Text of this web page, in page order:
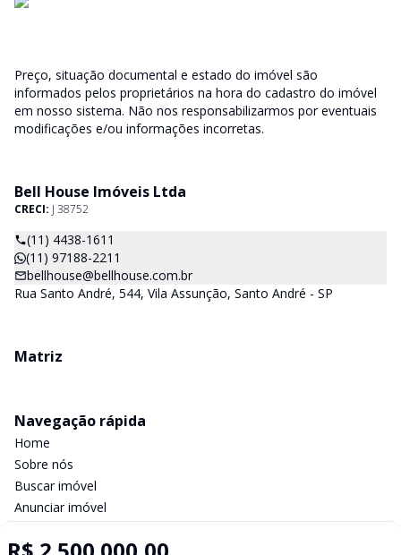
Preço, situação documental e estado do imóvel são
informados pelos proprietários na hora do cadastro do imóvel
em nosso sistema. Não nos responsabilizarmos por eventuais
modificações e/ou informações incorretas.
Bell House Imóveis Ltda
CRECI: J 38752
(11) 4438-1611
(11) 97188-2211
bellhouse@bellhouse.com.br
Rua Santo André, 544, Vila Assunção, Santo André - SP
Matriz
Navegação rápida
Home
Sobre nós
Buscar imóvel
Anunciar imóvel